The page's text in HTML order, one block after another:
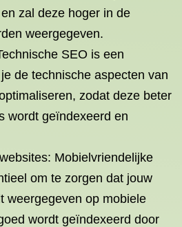
zal deze hoger in de
weergegeven.
SEO is een
de technische aspecten van
zodat deze beter
wordt geïndexeerd en
Mobielvriendelijke
om te zorgen dat jouw
weergegeven op mobiele
wordt geïndexeerd door